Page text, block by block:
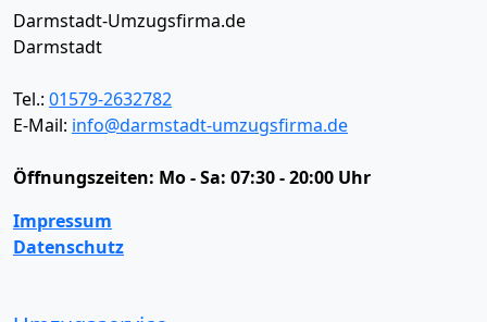
Darmstadt-Umzugsfirma.de
Darmstadt
Tel.: 01579-2632782
E-Mail: info@darmstadt-umzugsfirma.de
Öffnungszeiten: Mo - Sa: 07:30 - 20:00 Uhr
Impressum
Datenschutz